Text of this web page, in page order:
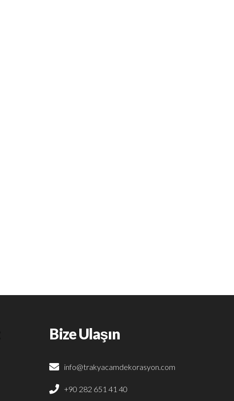
Bize Ulaşın
info@trakyacamdekorasyon.com
+90 282 651 41 40